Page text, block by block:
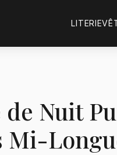
LITERIE
Nuit
Mi-